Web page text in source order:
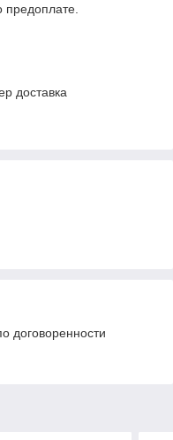
предоплате.
доставка
договоренности